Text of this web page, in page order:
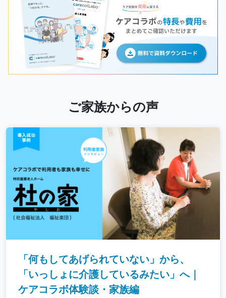
ご家族からの声
「何もしてあげられていない」から、
「いっしょに介護しているみたい」へ｜
ケアコラボ体験談・家族編